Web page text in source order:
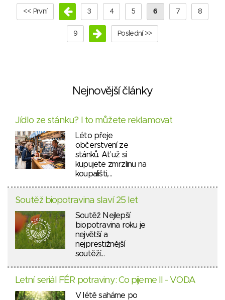
<< První 3 4 5 6 7 8
9 Poslední >>
Nejnovější články
Jídlo ze stánku? I to můžete reklamovat
Léto přeje
občerstvení ze
stánků. Ať už si
kupujete zmrzlinu na
koupališti,…
Soutěž biopotravina slaví 25 let
Soutěž Nejlepší
biopotravina roku je
největší a
nejprestižnější
soutěží…
Letní seriál FÉR potraviny: Co pijeme II - VODA
V létě saháme po